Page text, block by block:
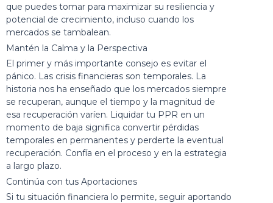
que puedes tomar para maximizar su resiliencia y
potencial de crecimiento, incluso cuando los
mercados se tambalean.
Mantén la Calma y la Perspectiva
El primer y más importante consejo es evitar el
pánico. Las crisis financieras son temporales. La
historia nos ha enseñado que los mercados siempre
se recuperan, aunque el tiempo y la magnitud de
esa recuperación varíen. Liquidar tu PPR en un
momento de baja significa convertir pérdidas
temporales en permanentes y perderte la eventual
recuperación. Confía en el proceso y en la estrategia
a largo plazo.
Continúa con tus Aportaciones
Si tu situación financiera lo permite, seguir aportando